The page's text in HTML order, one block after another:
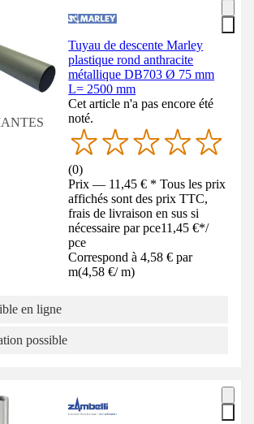
Tuyau de descente Marley
plastique rond anthracite
métallique DB703 Ø 75 mm
L= 2500 mm
Cet article n'a pas encore été
noté.
(0)
Prix — 11,45 € * Tous les prix
affichés sont des prix TTC,
frais de livraison en sus si
nécessaire par pce11,45 €*/
pce
Correspond à 4,58 € par
m(4,58 €/ m)
en ligne
possible